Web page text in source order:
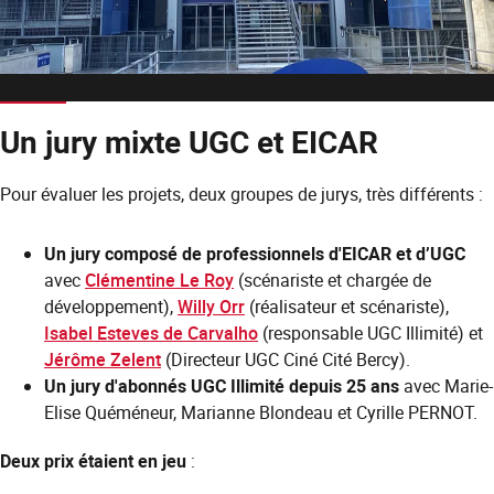
Un jury mixte UGC et EICAR
Pour évaluer les projets, deux groupes de jurys, très différents :
Un jury composé de professionnels d'EICAR et d’UGC
avecClémentine Le Roy (scénariste et chargée de
développement),Willy Orr (réalisateur et scénariste),
Isabel Esteves de Carvalho (responsable UGC Illimité) et
Jérôme Zelent (Directeur UGC Ciné Cité Bercy).
Un jury d'abonnés UGC Illimité depuis 25 ans avec Marie-
Elise Quéméneur, Marianne Blondeau et Cyrille PERNOT.
Deux prix étaient en jeu :